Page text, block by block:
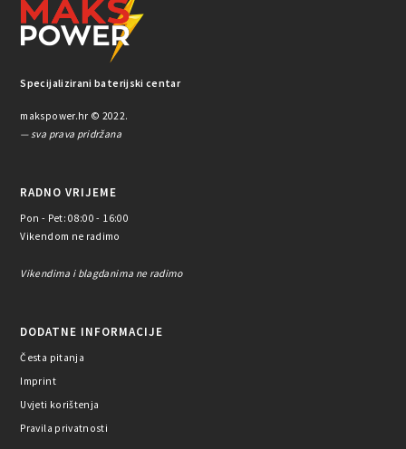
Specijalizirani baterijski centar
makspower.hr © 2022.
— sva prava pridržana
RADNO VRIJEME
Pon - Pet: 08:00 - 16:00
Vikendom ne radimo
Vikendima i blagdanima ne radimo
DODATNE INFORMACIJE
Česta pitanja
Imprint
Uvjeti korištenja
Pravila privatnosti